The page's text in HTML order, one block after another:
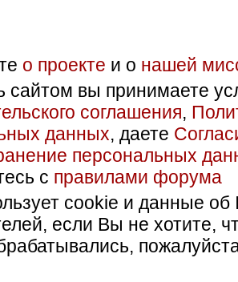
о проекте и о нашей
сайтом вы принимаете
соглашения,
данных, даете
персональных
с правилами форума
cookie и данные об
если Вы не хотите,